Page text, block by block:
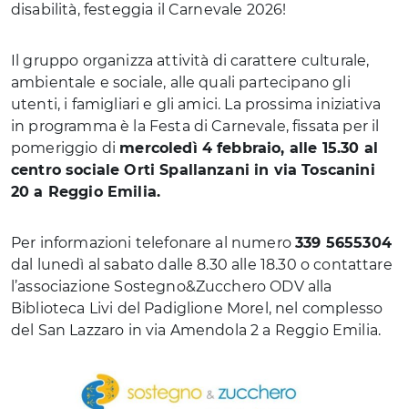
disabilità, festeggia il Carnevale 2026!
Il gruppo organizza attività di carattere culturale,
ambientale e sociale, alle quali partecipano gli
utenti, i famigliari e gli amici. La prossima iniziativa
in programma è la Festa di Carnevale, fissata per il
pomeriggio di mercoledì 4 febbraio, alle 15.30 al
centro sociale Orti Spallanzani in via Toscanini
20 a Reggio Emilia.
Per informazioni telefonare al numero339 5655304
dal lunedì al sabato dalle 8.30 alle 18.30 o contattare
l’associazione Sostegno&Zucchero ODV alla
Biblioteca Livi del Padiglione Morel, nel complesso
del San Lazzaro in via Amendola 2 a Reggio Emilia.